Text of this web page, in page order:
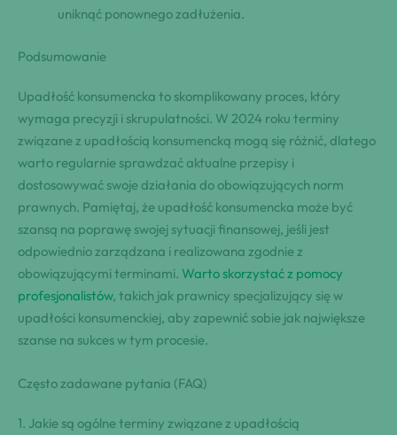
uniknąć ponownego zadłużenia.
Podsumowanie
Upadłość konsumencka to skomplikowany proces, który
wymaga precyzji i skrupulatności. W 2024 roku terminy
związane z upadłością konsumencką mogą się różnić, dlatego
warto regularnie sprawdzać aktualne przepisy i
dostosowywać swoje działania do obowiązujących norm
prawnych. Pamiętaj, że upadłość konsumencka może być
szansą na poprawę swojej sytuacji finansowej, jeśli jest
odpowiednio zarządzana i realizowana zgodnie z
obowiązującymi terminami. Warto skorzystać z pomocy
profesjonalistów, takich jak prawnicy specjalizujący się w
upadłości konsumenckiej, aby zapewnić sobie jak największe
szanse na sukces w tym procesie.
Często zadawane pytania (FAQ)
1. Jakie są ogólne terminy związane z upadłością